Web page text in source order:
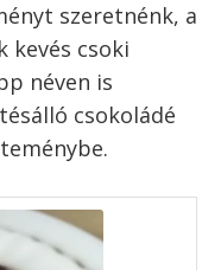
szeretnénk, a
kevés csoki
néven is
csokoládé